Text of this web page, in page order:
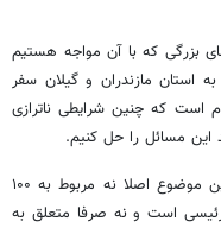
بزرگی که با آن مواجه هستیم
استان مازندران و گیلان سفر
است که چنین شرایطی ناترازی
مسائل را حل کنیم.
سخنگوی دولت تأکید کرد: مشخص است که این موضوع اصلا نه مربوط به ۱۰۰
است و نه صرفا متعلق به